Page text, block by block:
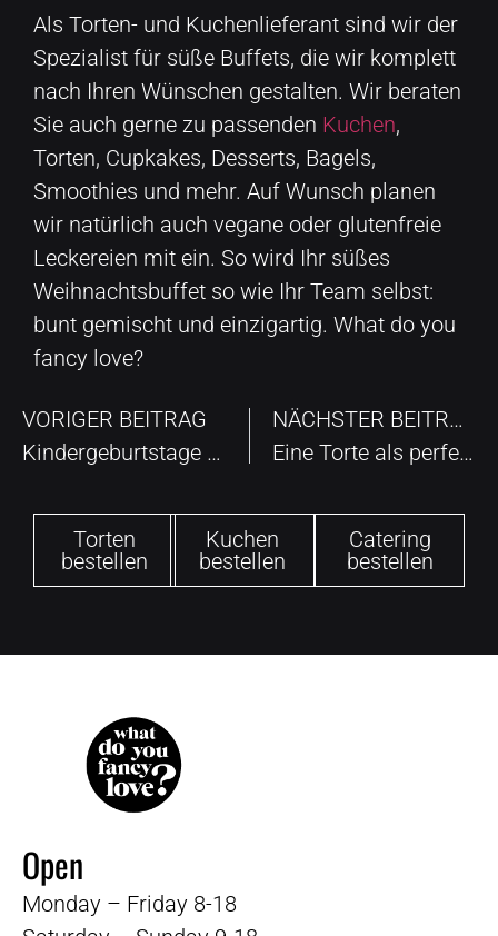
Als Torten- und Kuchenlieferant sind wir der
Spezialist für süße Buffets, die wir komplett
nach Ihren Wünschen gestalten. Wir beraten
Sie auch gerne zu passenden Kuchen,
Torten, Cupkakes, Desserts, Bagels,
Smoothies und mehr. Auf Wunsch planen
wir natürlich auch vegane oder glutenfreie
Leckereien mit ein. So wird Ihr süßes
Weihnachtsbuffet so wie Ihr Team selbst:
bunt gemischt und einzigartig. What do you
fancy love?
VORIGER BEITRAG
Kindergeburtstage zu Hause unvergesslich machen
NÄCHSTER BEITRAG
Eine Torte als perfektes Geschenk
Torten
bestellen
Kuchen
bestellen
Catering
bestellen
Open
Monday – Friday 8-18